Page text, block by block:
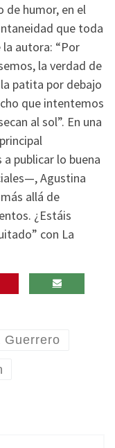
de humor, en el
que toda
la autora: “Por
la verdad de
patita por debajo
que intentemos
al sol”. En una
publicar lo buena
Agustina
allá de
¿Estáis
con La
Guerrero